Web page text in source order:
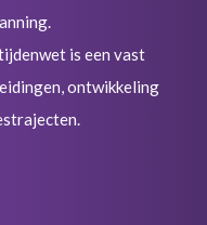
is een vast
ontwikkeling